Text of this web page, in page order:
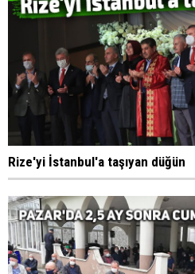
Rize'yi İstanbul'a taşıyan düğün